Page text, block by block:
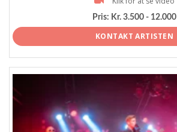
Pris: Kr. 3.500 - 12.000
KONTAKT ARTISTEN